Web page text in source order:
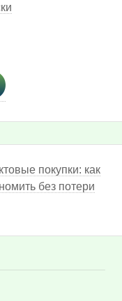
покупки: как
без потери